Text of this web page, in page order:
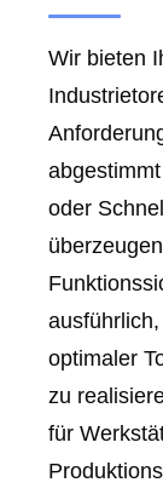
Wir bieten
oder
optimaler
zu
für